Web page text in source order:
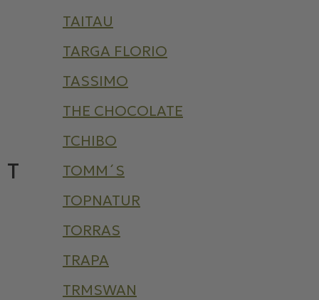
T
TAITAU
TARGA FLORIO
TASSIMO
THE CHOCOLATE
TCHIBO
TOMM´S
TOPNATUR
TORRAS
TRAPA
TRMSWAN